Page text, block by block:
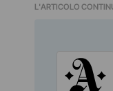
L'ARTICOLO